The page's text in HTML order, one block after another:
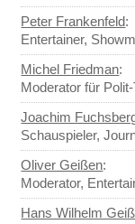
Peter Frankenfeld:
Entertainer,
Michel Friedman:
Moderator für
Joachim
Schauspieler,
Oliver Geißen:
Moderator,
Hans Wilhelm